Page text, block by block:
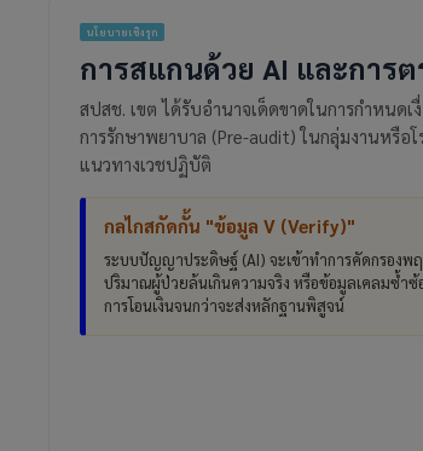
นโยบายเชิงรุก
การสแกนด้วย AI และการ
สปสช. เขต ได้รับอำนาจเด็ดขาดในการกำหนด
การรักษาพยาบาล (Pre-audit) ในกลุ่มงานหรื
แนวทางเวชปฏิบัติ
กลไกสกัดกั้น "ข้อมูล V (Verify)"
ระบบปัญญาประดิษฐ์ (AI) จะเข้าทำการคัดกรอง
ปริมาณผู้ป่วยล้นเกินความจริง หรือข้อมูลเคลมซ้ำ
การโอนเงินจนกว่าจะส่งหลักฐานพิสูจน์